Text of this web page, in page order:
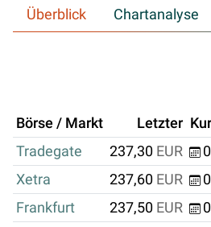
Überblick Chartanalyse
Börse / Markt Letzter
Tradegate
237,30 EUR
Xetra
237,60 EUR
Frankfurt
237,50 EUR